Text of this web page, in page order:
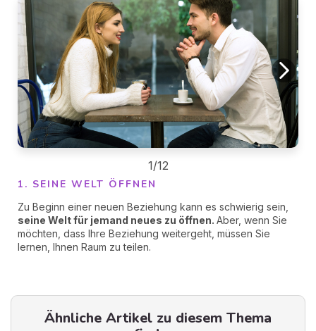
1. SEINE WELT ÖFFNEN
Zu Beginn einer neuen Beziehung kann es schwierig sein,
seine Welt für jemand neues zu öffnen. Aber, wenn Sie
möchten, dass Ihre Beziehung weitergeht, müssen Sie
lernen, Ihnen Raum zu teilen.
1/12
Ähnliche Artikel zu diesem Thema